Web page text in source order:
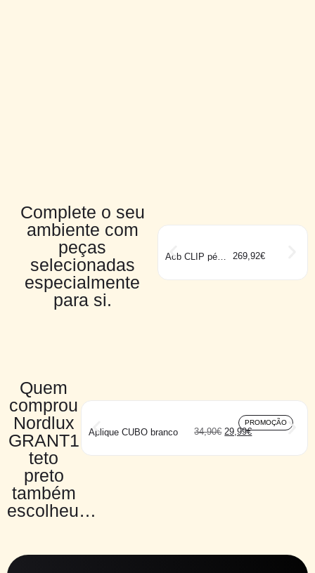
Complete o seu
ambiente com
peças
selecionadas
especialmente
para si.
Acb CLIP pé
269,92€
Quem
comprou
Nordlux
GRANT1
teto
preto
também
escolheu…
PROMOÇÃO
Aplique CUBO branco 34,90€ 29,99€